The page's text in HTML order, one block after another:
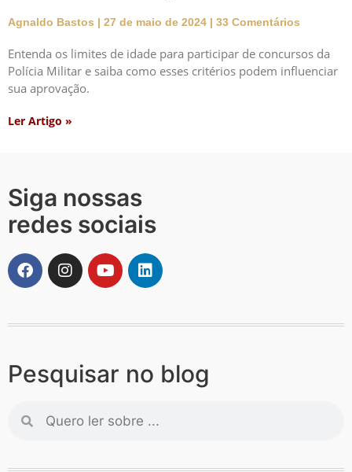
Agnaldo Bastos 27 de maio de 2024 33 Comentários
Entenda os limites de idade para participar de concursos da
Polícia Militar e saiba como esses critérios podem influenciar
sua aprovação.
Ler Artigo »
Siga nossas
redes sociais
Pesquisar no blog